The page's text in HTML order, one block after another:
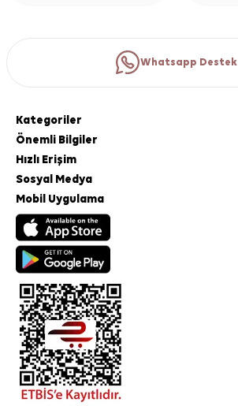
Whatsapp Destek
Kategoriler
Önemli Bilgiler
Hızlı Erişim
Sosyal Medya
Mobil Uygulama